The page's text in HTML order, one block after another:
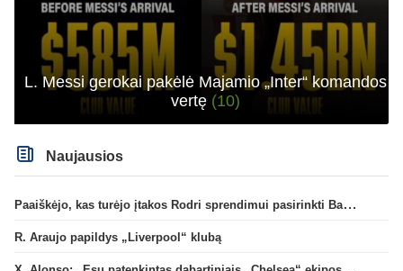
L. Messi gerokai pakėlė Majamio „Inter“ komandos
vertę (10)
Naujausios
Paaiškėjo, kas turėjo įtakos Rodri sprendimui pasirinkti Barselonos pusę
R. Araujo papildys „Liverpool“ klubą